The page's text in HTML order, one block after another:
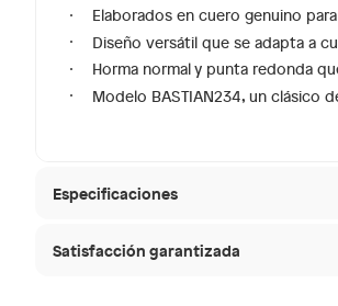
Elaborados en cuero genuino
Diseño versátil que se adapta a
Horma normal y punta redonda
Modelo BASTIAN234, un clásico
Especificaciones
Género
Satisfacción garantizada